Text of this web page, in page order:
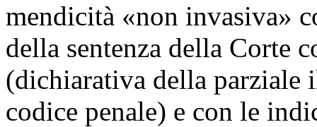
mendicità «non invasiva»
della sentenza della Corte
(dichiarativa della parziale
codice penale) e con le